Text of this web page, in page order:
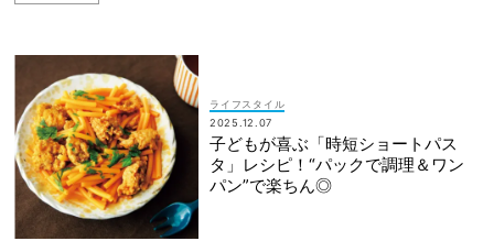
ライフスタイル
2025.12.07
子どもが喜ぶ「時短ショートパス
タ」レシピ！“パックで調理＆ワン
パン”で楽ちん◎